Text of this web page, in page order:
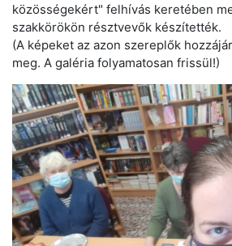
közösségekért" felhívás keretében
szakkörökön résztvevők készítették.
(A képeket az azon szereplők
meg. A galéria folyamatosan frissül!)